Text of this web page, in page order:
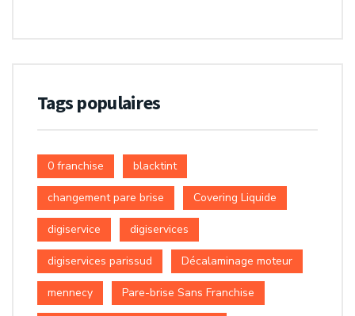
Tags populaires
0 franchise blacktint
changement pare brise Covering Liquide
digiservice digiservices
digiservices parissud Décalaminage moteur
mennecy Pare-brise Sans Franchise